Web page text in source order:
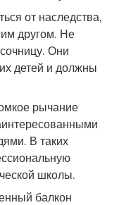
от наследства,
другом. Не
Они
детей и должны
рычание
В таких
школы.
балкон